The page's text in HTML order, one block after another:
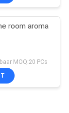
room aroma
MOQ:20 PCs